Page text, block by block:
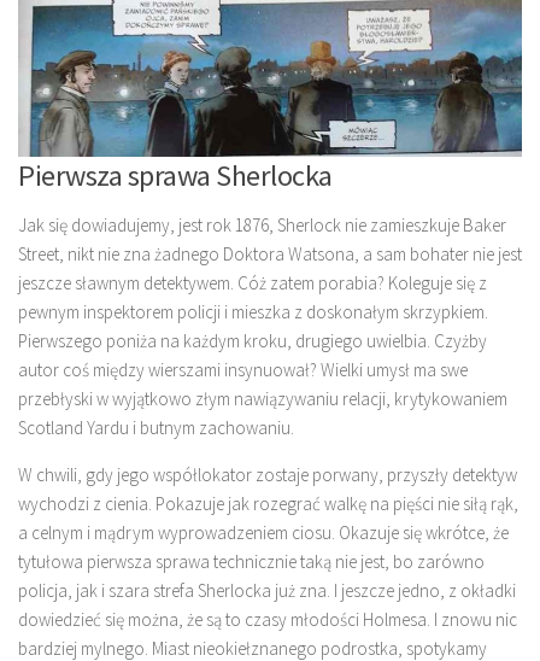
Pierwsza sprawa Sherlocka
Jak się dowiadujemy, jest rok 1876, Sherlock nie zamieszkuje Baker
Street, nikt nie zna żadnego Doktora Watsona, a sam bohater nie jest
jeszcze sławnym detektywem. Cóż zatem porabia? Koleguje się z
pewnym inspektorem policji i mieszka z doskonałym skrzypkiem.
Pierwszego poniża na każdym kroku, drugiego uwielbia. Czyżby
autor coś między wierszami insynuował? Wielki umysł ma swe
przebłyski w wyjątkowo złym nawiązywaniu relacji, krytykowaniem
Scotland Yardu i butnym zachowaniu.
W chwili, gdy jego współlokator zostaje porwany, przyszły detektyw
wychodzi z cienia. Pokazuje jak rozegrać walkę na pięści nie siłą rąk,
a celnym i mądrym wyprowadzeniem ciosu. Okazuje się wkrótce, że
tytułowa pierwsza sprawa technicznie taką nie jest, bo zarówno
policja, jak i szara strefa Sherlocka już zna. I jeszcze jedno, z okładki
dowiedzieć się można, że są to czasy młodości Holmesa. I znowu nic
bardziej mylnego. Miast nieokiełznanego podrostka, spotykamy